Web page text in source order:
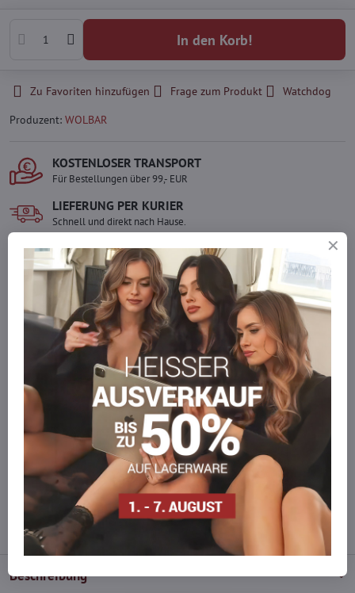
In den Korb!
Zu Favoriten hinzufügen Frage zum Produkt
Watchdog
Produzent: WOLBAR
KOSTENLOSER TRANSPORT
Für Bestellungen über 99,- EUR
LIEFERUNG PER KURIER
Schnell und direkt nach Hause.
SICHERE ZAHLUNGEN
Gesicherte Online-Zahlungen
Ware auf Lager
Wir versenden sofort
Werden Sie Teil von everlady
Werden Sie Teil von everlady und genießen Sie einen 5 %
Mitgliedervorteilbei jedem Einkauf.
Der Vorteil wird automatisch im Warenkorb angewendet.
Möchten Sie mehr bestellen, als wir
auf Lager haben?
Zögern Sie nicht, uns zu kontaktieren, wir füllen die Ware für Sie
wieder auf!
info​@everlady​.eu
Beschreibung